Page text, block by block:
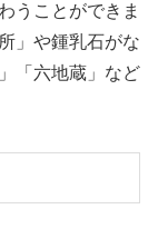
うことができま
」や鍾乳石がな
「六地蔵」など